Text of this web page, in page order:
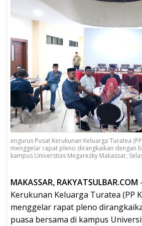
engurus Pusat Kerukunan Keluarga Turatea
menggelar rapat pleno dirangkaikan dengan
kampus Universitas Megarezky Makassar,
MAKASSAR, RAKYATSULBAR.COM
Kerukunan Keluarga Turatea (PP
menggelar rapat pleno
puasa bersama di kampus